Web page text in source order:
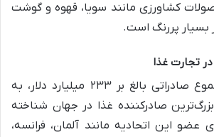
کشاورزی مانند سویا، قهوه و گوشت
بسیار پررنگ است.
در تجارت غذا
اتحادیه اروپا با مجموع صادراتی بالغ بر ۲۳۳ میلیارد دلار، به
صادرکننده غذا در جهان شناخته
این اتحادیه مانند آلمان، فرانسه،